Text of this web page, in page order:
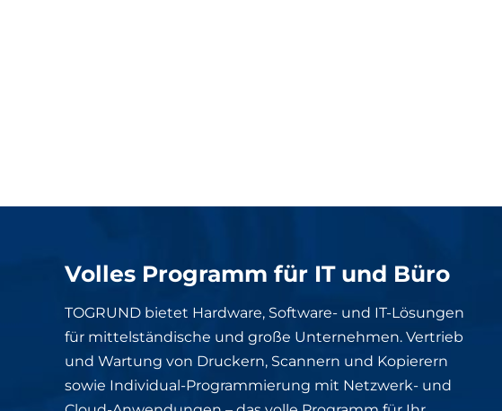
Volles Programm für IT und Büro
TOGRUND bietet Hardware, Software- und IT-Lösungen
für mittelständische und große Unternehmen. Vertrieb
und Wartung von Druckern, Scannern und Kopierern
sowie Individual-Programmierung mit Netzwerk- und